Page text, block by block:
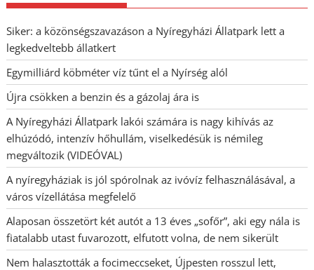
Siker: a közönségszavazáson a Nyíregyházi Állatpark lett a
legkedveltebb állatkert
Egymilliárd köbméter víz tűnt el a Nyírség alól
Újra csökken a benzin és a gázolaj ára is
A Nyíregyházi Állatpark lakói számára is nagy kihívás az
elhúzódó, intenzív hőhullám, viselkedésük is némileg
megváltozik (VIDEÓVAL)
A nyíregyháziak is jól spórolnak az ivóvíz felhasználásával, a
város vízellátása megfelelő
Alaposan összetört két autót a 13 éves „sofőr”, aki egy nála is
fiatalabb utast fuvarozott, elfutott volna, de nem sikerült
Nem halasztották a focimeccseket, Újpesten rosszul lett,